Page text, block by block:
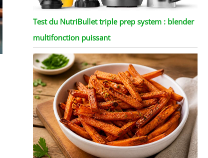
Test du NutriBullet triple prep system : blender
multifonction puissant